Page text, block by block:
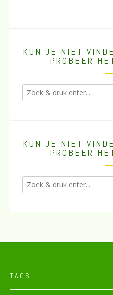
KUN JE NIET
PROBEER
KUN JE NIET
PROBEER
TAGS